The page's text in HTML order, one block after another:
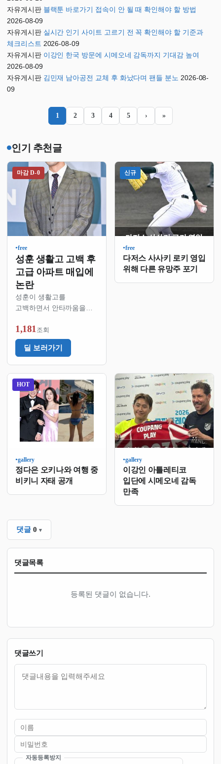
자유게시판 블랙툰 바로가기 접속이 안 될 때 확인해야 할 방법
2026-08-09
자유게시판 실시간 인기 사이트 고르기 전 꼭 확인해야 할 기준과
체크리스트 2026-08-09
자유게시판 이강인 한국 방문에 시메오네 감독까지 기대감 높여
2026-08-09
자유게시판 김민재 남아공전 교체 후 화났다며 팬들 분노 2026-08-
09
1 2 3 4 5 › »
인기 추천글
마감 D-0
●free
성훈 생활고 고백 후
고급 아파트 매입에
논란
성훈이 생활고를
고백하면서 안타까움을
고급 주상복합아파트를
샀다는 소식이 나왔음법원
등기부등본에 따르면
아파트를 사들였다고
함그런데 그때 이미
생활고를 털어놓았던
상황이라서 팬들 반응이
뜨거웠음돈 많으면 왜
생활고를 …
1,181 조회
딜 보러가기
신규
●free
다저스 사사키 로키 영입
위해 다른 유망주 포기
HOT
●gallery
정다은 오키나와 여행 중
비키니 자태 공개
●gallery
이강인 아틀레티코
입단에 시메오네 감독
만족
댓글 0
댓글목록
등록된 댓글이 없습니다.
댓글쓰기
자동등록방지